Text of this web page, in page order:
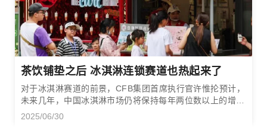
茶饮铺垫之后 冰淇淋连锁赛道也热起来了
对于冰淇淋赛道的前景，CFB集团首席执行官许惟抡预计，
未来几年，中国冰淇淋市场仍将保持每年两位数以上的增
长。
2025/06/30